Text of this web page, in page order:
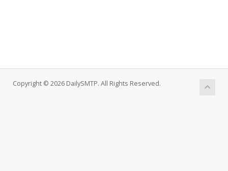
Copyright © 2026 DailySMTP. All Rights Reserved.